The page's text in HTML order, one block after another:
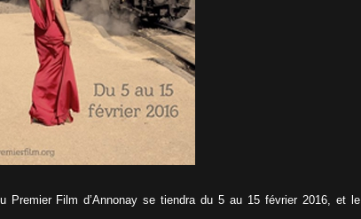
Premier Film d’Annonay se tiendra du 5 au 15 février 2016, et le